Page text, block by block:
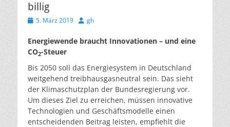
billig
Veröffentlicht
5. März 2019 Autor
gh
Energiewende braucht Innovationen – und eine
CO2-Steuer
Bis 2050 soll das Energiesystem in Deutschland
weitgehend treibhausgasneutral sein. Das sieht
der Klimaschutzplan der Bundesregierung vor.
Um dieses Ziel zu erreichen, müssen innovative
Technologien und Geschäftsmodelle einen
entscheidenden Beitrag leisten, empfiehlt die